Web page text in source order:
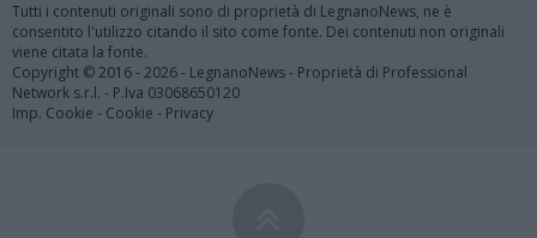
Tutti i contenuti originali sono di proprietà di LegnanoNews, ne è
consentito l'utilizzo citando il sito come fonte. Dei contenuti non originali
viene citata la fonte.
Copyright © 2016 - 2026 - LegnanoNews - Proprietà di Professional
Network s.r.l. - P.Iva 03068650120
Imp. Cookie - Cookie - Privacy